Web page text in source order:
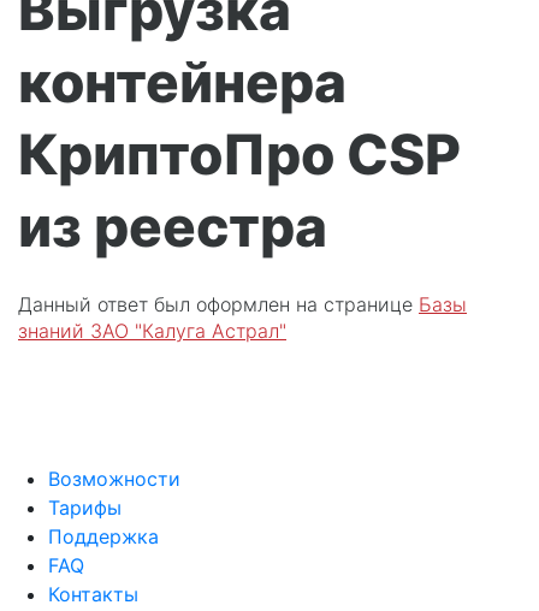
контейнера
КриптоПро CSP
из реестра
Данный ответ был оформлен на странице Базы
знаний ЗАО "Калуга Астрал"
Возможности
Тарифы
Поддержка
FAQ
Контакты